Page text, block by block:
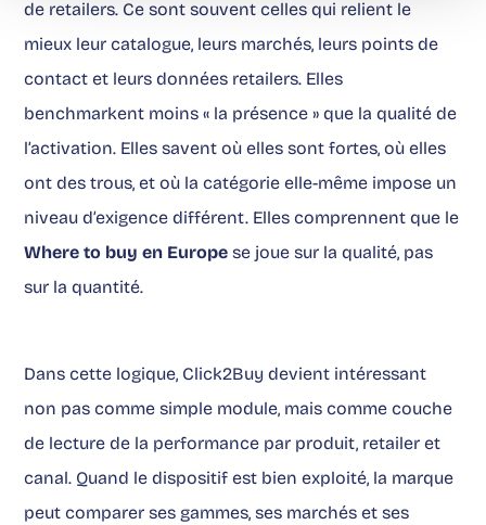
de retailers. Ce sont souvent celles qui relient le
mieux leur catalogue, leurs marchés, leurs points de
contact et leurs données retailers. Elles
benchmarkent moins « la présence » que la qualité de
l’activation. Elles savent où elles sont fortes, où elles
ont des trous, et où la catégorie elle-même impose un
niveau d’exigence différent. Elles comprennent que le
Where to buy en Europe se joue sur la qualité, pas
sur la quantité.
Dans cette logique, Click2Buy devient intéressant
non pas comme simple module, mais comme couche
de lecture de la performance par produit, retailer et
canal. Quand le dispositif est bien exploité, la marque
peut comparer ses gammes, ses marchés et ses